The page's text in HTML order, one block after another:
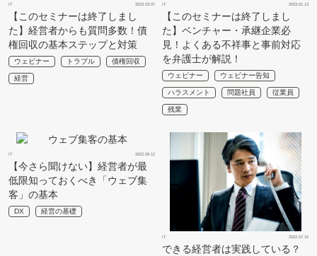
IT 2023.03.07
【このセミナーは終了しまし
た】経営者からも質問多数！債
権回収の基本ステップと対策
ウェビナー トラブル 債権回収
経営
IT 2023.01.13
【このセミナーは終了しまし
た】ベンチャー・承継企業必
見！よくある不祥事と事前対応
を弁護士が解説！
ウェビナー ウェビナー告知
ハラスメント 問題社員 従業員
残業
IT 2022.09.12
【今さら聞けない】経営者が最
低限知っておくべき「ウェブ集
客」の基本
DX 経営の基礎
IT 2022.07.15
できる経営者は実践している？